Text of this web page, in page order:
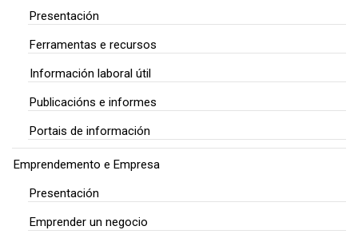
Presentación
Ferramentas e recursos
Información laboral útil
Publicacións e informes
Portais de información
Emprendemento e Empresa
Presentación
Emprender un negocio